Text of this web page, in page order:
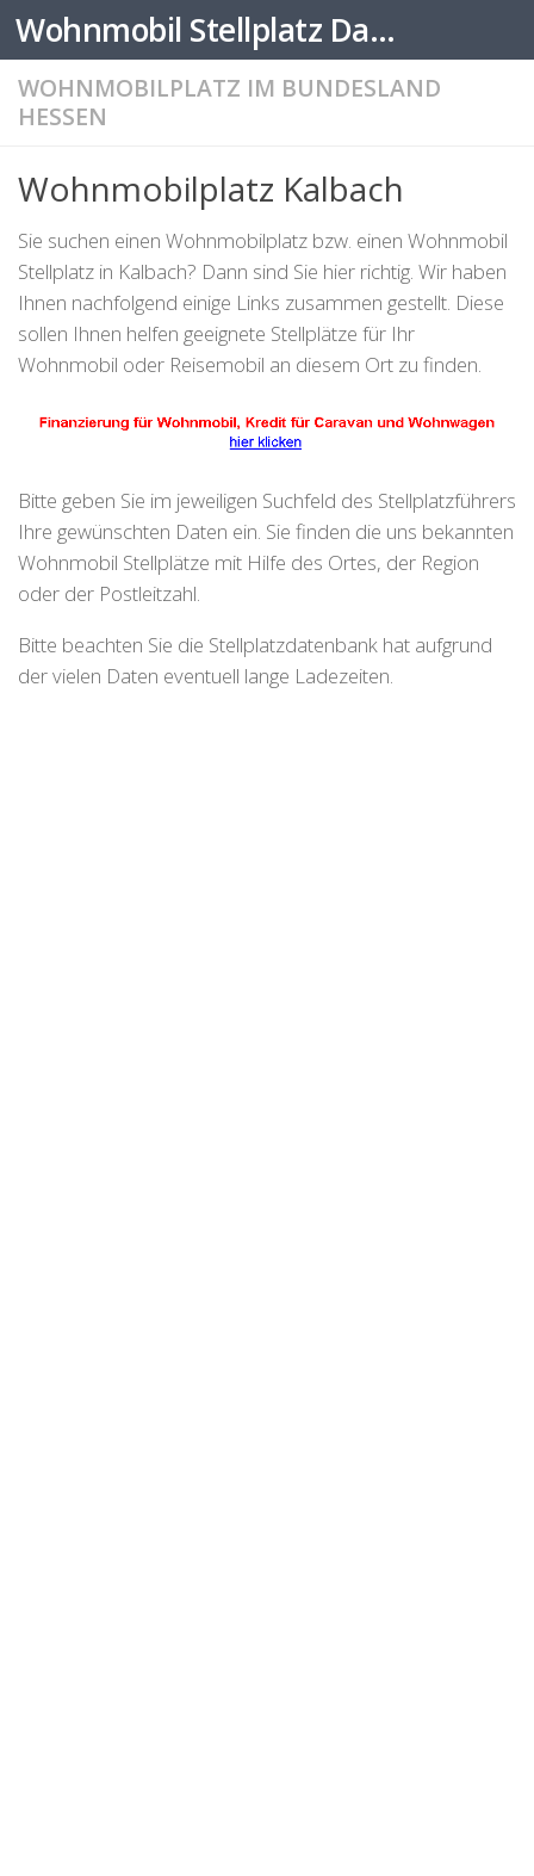
Zum Inhalt springen Wohnmobil Stellplatz Datenbank
WOHNMOBILPLATZ IM BUNDESLAND
HESSEN
Wohnmobilplatz Kalbach
Sie suchen einen Wohnmobilplatz bzw. einen Wohnmobil
Stellplatz in Kalbach? Dann sind Sie hier richtig. Wir haben
Ihnen nachfolgend einige Links zusammen gestellt. Diese
sollen Ihnen helfen geeignete Stellplätze für Ihr
Wohnmobil oder Reisemobil an diesem Ort zu finden.
Bitte geben Sie im jeweiligen Suchfeld des Stellplatzführers
Ihre gewünschten Daten ein. Sie finden die uns bekannten
Wohnmobil Stellplätze mit Hilfe des Ortes, der Region
oder der Postleitzahl.
Bitte beachten Sie die Stellplatzdatenbank hat aufgrund
der vielen Daten eventuell lange Ladezeiten.